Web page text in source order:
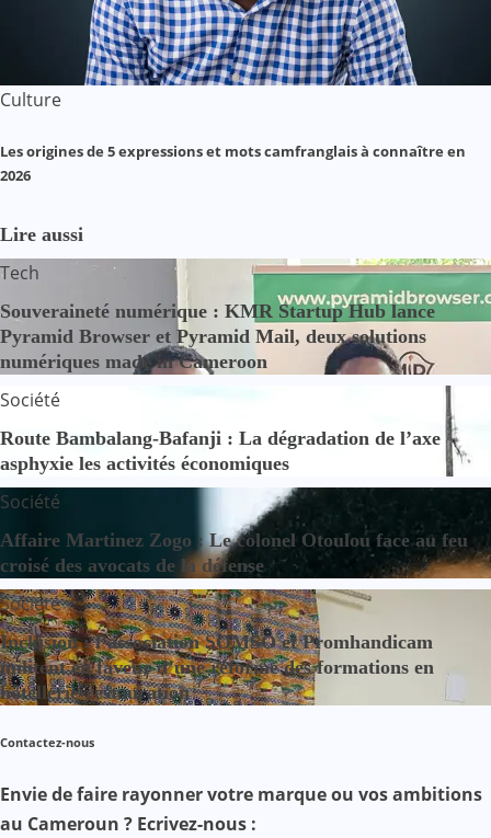
Culture
Les origines de 5 expressions et mots camfranglais à connaître en
2026
Lire aussi
Tech
Souveraineté numérique : KMR Startup Hub lance
Pyramid Browser et Pyramid Mail, deux solutions
numériques made in Cameroon
Société
Route Bambalang-Bafanji : La dégradation de l’axe
asphyxie les activités économiques
Société
Affaire Martinez Zogo : Le colonel Otoulou face au feu
croisé des avocats de la défense
Société
Inclusion : l’association SOMSO et Promhandicam
militent en faveur d’une réforme des formations en
hôtellerie-restauration
Contactez-nous
Envie de faire rayonner votre marque ou vos ambitions
au Cameroun ? Ecrivez-nous :